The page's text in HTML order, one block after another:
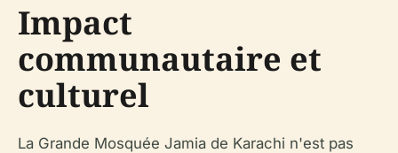
Impact
communautaire et
culturel
La Grande Mosquée Jamia de Karachi n'est pas